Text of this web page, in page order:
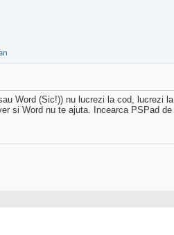
Word (Sic!)) nu lucrezi la cod, lucrezi
si Word nu te ajuta. Incearca PSPad